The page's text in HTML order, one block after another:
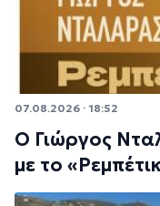
07.08.2026 · 18:52
Ο Γιώργος
με το